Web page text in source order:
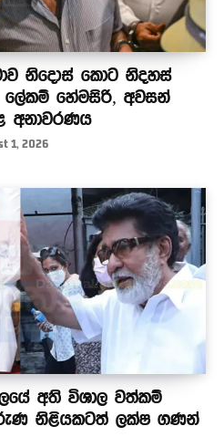
නිදොස් කොට නිදහස්
හේමසිරි, අවසන්
අනාවරණය
1, 2026
අති විශාල වත්කම්
නිළියකටත් ලක්ෂ ගණන්